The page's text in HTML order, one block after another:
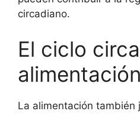
circadiano.
El ciclo
alimentación
La alimentación también